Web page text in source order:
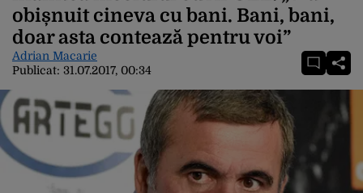
obișnuit cineva cu bani. Bani, bani,
doar asta contează pentru voi”
Adrian Macarie
Publicat: 31.07.2017, 00:34